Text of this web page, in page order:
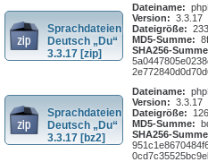
Sprachdateien
Deutsch „Du“
3.3.17 [zip]
Dateiname:
Version: 3.3.17
Dateigröße:
MD5-Summe:
SHA256-
Sprachdateien
Deutsch „Du“
3.3.17 [bz2]
Dateiname:
Version: 3.3.17
Dateigröße:
MD5-Summe:
SHA256-